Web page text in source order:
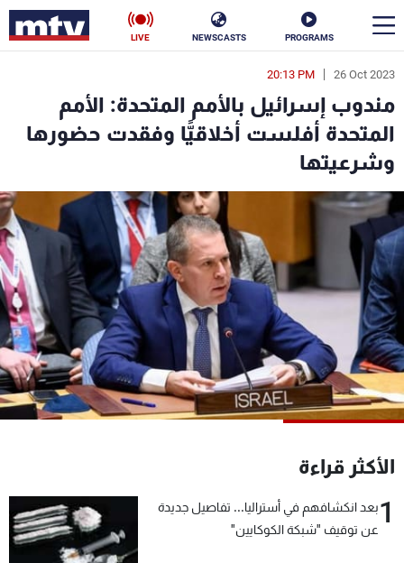
PROGRAMS
NEWSCASTS
LIVE
26 Oct 2023
20:13 PM
مندوب إسرائيل بالأمم المتحدة: الأمم
المتحدة أفلست أخلاقيًّا وفقدت حضورها
وشرعيتها
الأكثر قراءة
1بعد انكشافهم في أستراليا... تفاصيل جديدة
عن توقيف "شبكة الكوكايين"
en
الأخبار
سياسة
إقتصاد فن
منوعات رياضة
كأس العالم
البرامج
جدول البرامج
شاهد البرامج
عن MTV
الإنـتـاج
وظائف
شروط الإسـتخدام